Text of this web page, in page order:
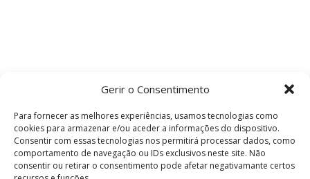
Gerir o Consentimento
Para fornecer as melhores experiências, usamos tecnologias como
cookies para armazenar e/ou aceder a informações do dispositivo.
Consentir com essas tecnologias nos permitirá processar dados, como
comportamento de navegação ou IDs exclusivos neste site. Não
consentir ou retirar o consentimento pode afetar negativamante certos